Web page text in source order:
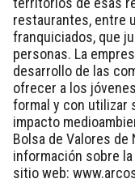
restaurantes, entre
franquiciados, que
personas. La
desarrollo de las
ofrecer a los
formal y con utilizar
impacto
Bolsa de Valores de
información sobre
sitio web: